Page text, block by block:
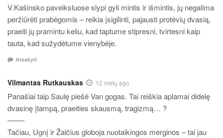
V.Kašinsko paveiksluose slypi gyli mintis ir išmintis, jų negalima
peržiūrėti prabėgomis – reikia įsigilinti, pajausti protėvių dvasią,
praeiti jų pramintu keliu, kad taptume stipresni, tvirtesni kaip
tauta, kad sužydėtume vienybėje.
Atsakyti
Vilmantas Rutkauskas 12 metų ago
Panašiai taip Saulę piešė Van gogas. Tai reiškia aplamai didelę
dvasinę įtampą, praeities skausmą, tragizmą… ?
——-
Tačiau, Ugnį ir Žalčius globoja nuotaikingos merginos – tai jau